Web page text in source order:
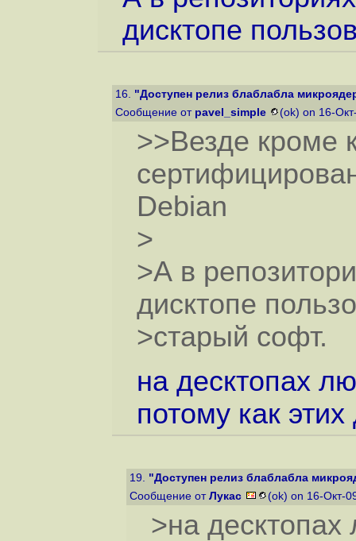
дисктопе
16. "Доступен релиз блаблабла
Сообщение от pavel_simple (ok) on 16-
>>Везде кроме
Debian
>
>А в
дисктопе
>старый софт.
на десктопах
потому как
19. "Доступен релиз блаблабла
Сообщение от Лукас (ok) on 16-Окт-
>на